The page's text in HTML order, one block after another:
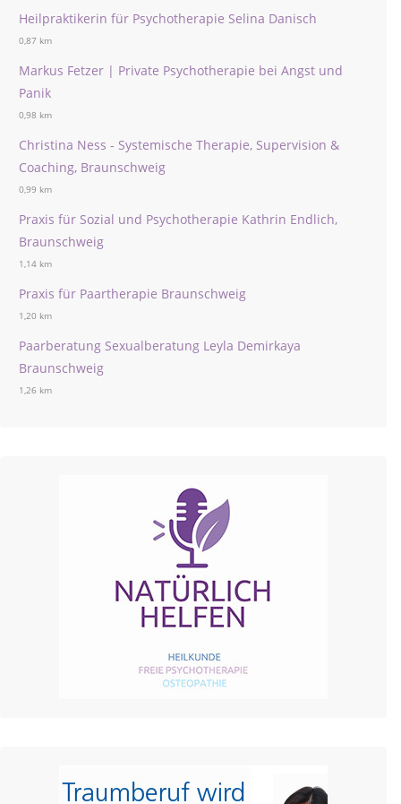
Heilpraktikerin für Psychotherapie Selina Danisch
0,87 km
Markus Fetzer | Private Psychotherapie bei Angst und
Panik
0,98 km
Christina Ness - Systemische Therapie, Supervision &
Coaching, Braunschweig
0,99 km
Praxis für Sozial und Psychotherapie Kathrin Endlich,
Braunschweig
1,14 km
Praxis für Paartherapie Braunschweig
1,20 km
Paarberatung Sexualberatung Leyla Demirkaya
Braunschweig
1,26 km